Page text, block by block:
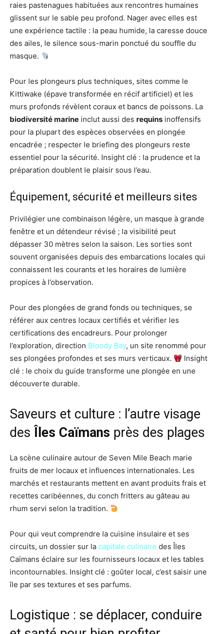
raies pastenagues habituées aux rencontres humaines
glissent sur le sable peu profond. Nager avec elles est
une expérience tactile : la peau humide, la caresse douce
des ailes, le silence sous-marin ponctué du souffle du
masque.
Pour les plongeurs plus techniques, sites comme le
Kittiwake (épave transformée en récif artificiel) et les
murs profonds révèlent coraux et bancs de poissons. La
biodiversité marine inclut aussi des requins inoffensifs
pour la plupart des espèces observées en plongée
encadrée ; respecter le briefing des plongeurs reste
essentiel pour la sécurité. Insight clé : la prudence et la
préparation doublent le plaisir sous l’eau.
Équipement, sécurité et meilleurs sites
Privilégier une combinaison légère, un masque à grande
fenêtre et un détendeur révisé ; la visibilité peut
dépasser 30 mètres selon la saison. Les sorties sont
souvent organisées depuis des embarcations locales qui
connaissent les courants et les horaires de lumière
propices à l’observation.
Pour des plongées de grand fonds ou techniques, se
référer aux centres locaux certifiés et vérifier les
certifications des encadreurs. Pour prolonger
l’exploration, direction Bloody Bay, un site renommé pour
ses plongées profondes et ses murs verticaux.
Insight
clé : le choix du guide transforme une plongée en une
découverte durable.
Saveurs et culture : l’autre visage
des Îles Caïmans près des plages
La scène culinaire autour de Seven Mile Beach marie
fruits de mer locaux et influences internationales. Les
marchés et restaurants mettent en avant produits frais et
recettes caribéennes, du conch fritters au gâteau au
rhum servi selon la tradition.
Pour qui veut comprendre la cuisine insulaire et ses
circuits, un dossier sur la capitale culinaire des Îles
Caïmans éclaire sur les fournisseurs locaux et les tables
incontournables. Insight clé : goûter local, c’est saisir une
île par ses textures et ses parfums.
Logistique : se déplacer, conduire